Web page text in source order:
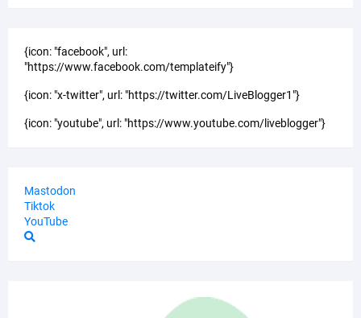
{icon: "facebook", url:
"https://www.facebook.com/templateify"}
{icon: "x-twitter", url: "https://twitter.com/LiveBlogger1"}
{icon: "youtube", url: "https://www.youtube.com/liveblogger"}
Mastodon
Tiktok
YouTube